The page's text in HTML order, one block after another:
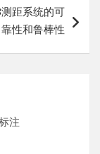
距系统的可
靠性和鲁棒性
注